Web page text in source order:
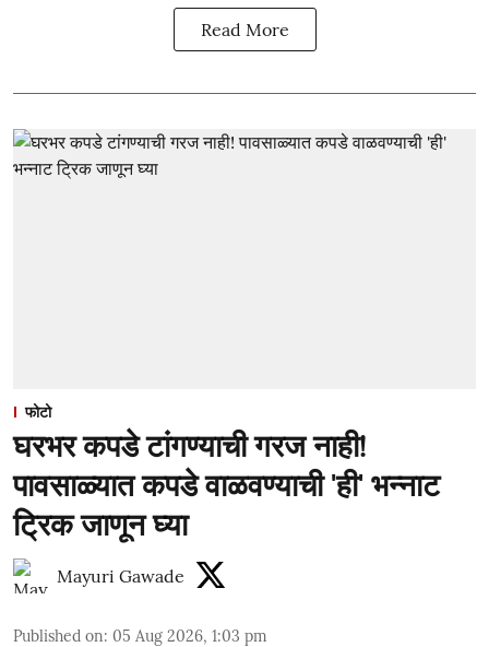
Read More
फोटो
घरभर कपडे टांगण्याची गरज नाही!
पावसाळ्यात कपडे वाळवण्याची 'ही' भन्नाट
ट्रिक जाणून घ्या
Mayuri Gawade
Published on: 05 Aug 2026, 1:03 pm